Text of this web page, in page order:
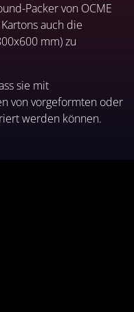
Packer von OCME
auch die
mm) zu
sie mit
von vorgeformten oder
werden können.